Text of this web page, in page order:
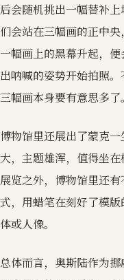
后会随机挑出一幅替补
们会站在三幅画的正中
一幅画上的黑幕升起，
出呐喊的姿势开始拍照
三幅画本身要有意思多了。
博物馆里还展出了蒙克
大，主题雄浑，值得坐
展览之外，博物馆里还
式，用蜡笔在刻好了模
体或人像。
总体而言，奥斯陆作为